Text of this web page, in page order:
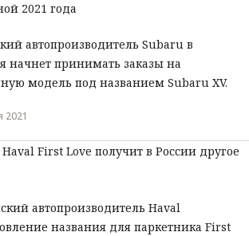
2021 года
автопроизводитель Subaru в
начнет принимать заказы на
модель под названием Subaru XV.
2021
First Love получит в России другое
автопроизводитель Haval
названия для паркетника First